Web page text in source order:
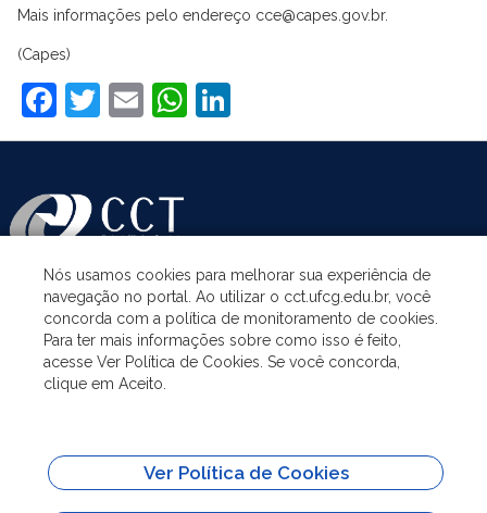
Mais informações pelo endereço cce@capes.gov.br.
(Capes)
Facebook
Twitter
EmailWhatsApp
ASSUNTOS
ACESSO À INFORMAÇÃO
SITES IMPORTANTES
Nós usamos cookies para melhorar sua experiência de
navegação no portal. Ao utilizar o cct.ufcg.edu.br, você
concorda com a política de monitoramento de cookies.
Para ter mais informações sobre como isso é feito,
acesse Ver Política de Cookies. Se você concorda,
clique em Aceito.
Ver Política de Cookies